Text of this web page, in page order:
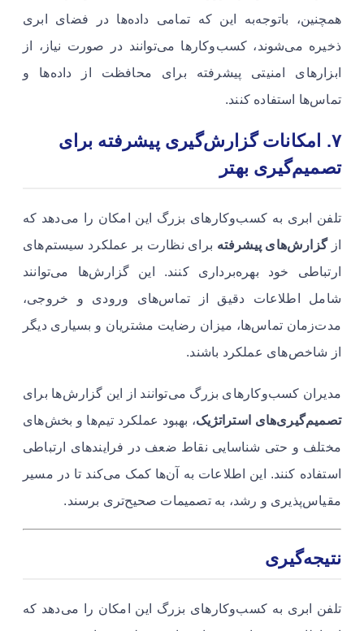
همچنین، باتوجه‌به این که تمامی داده‌ها در فضای ابری
ذخیره می‌شوند، کسب‌وکارها می‌توانند در صورت نیاز، از
ابزارهای امنیتی پیشرفته برای محافظت از داده‌ها و
تماس‌ها استفاده کنند.
۷.امکانات گزارش‌گیری پیشرفته برای
تصمیم‌گیری بهتر
تلفن ابری به کسب‌وکارهای بزرگ این امکان را می‌دهد که
گزارش‌های پیشرفتهبرای نظارت بر عملکرد سیستم‌های
ارتباطی خود بهره‌برداری کنند. این گزارش‌ها می‌توانند
شامل اطلاعات دقیق از تماس‌های ورودی و خروجی،
مدت‌زمان تماس‌ها، میزان رضایت مشتریان و بسیاری دیگر
از شاخص‌های عملکرد باشند.
مدیران کسب‌وکارهای بزرگ می‌توانند از این گزارش‌ها برای
تصمیم‌گیری‌های استراتژیک، بهبود عملکرد تیم‌ها و بخش‌های
مختلف و حتی شناسایی نقاط ضعف در فرایندهای ارتباطی
استفاده کنند. این اطلاعات به آن‌ها کمک می‌کند تا در مسیر
مقیاس‌پذیری و رشد، به تصمیمات صحیح‌تری برسند.
نتیجه‌گیری
تلفن ابری به کسب‌وکارهای بزرگ این امکان را می‌دهد که